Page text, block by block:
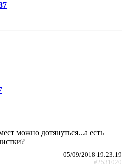
можно дотянуться...а есть
05/09/2018 19:23:19
#2531020